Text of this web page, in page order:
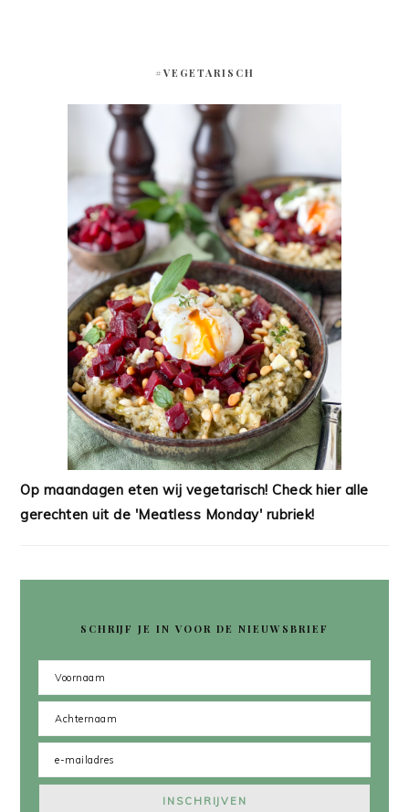
#VEGETARISCH
Op maandagen eten wij vegetarisch! Check hier alle
gerechten uit de 'Meatless Monday' rubriek!
SCHRIJF JE IN VOOR DE NIEUWSBRIEF